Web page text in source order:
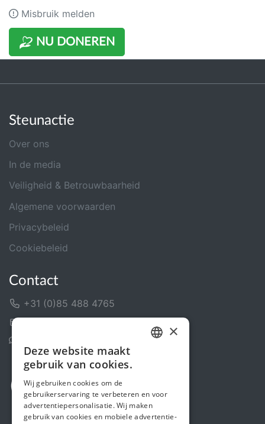
NU DONEREN
Misbruik melden
Steunactie
Over ons
In de media
Veiligheid & Betrouwbaarheid
Algemene voorwaarden
Privacybeleid
Cookiebeleid
Contact
+31 (0)85 488 4765
ENGLISH
×
Deze website maakt
gebruik van cookies.
Wij gebruiken cookies om de
gebruikerservaring te verbeteren en voor
advertentiepersonalisatie. Wij maken
gebruik van cookies en mobiele advertentie-